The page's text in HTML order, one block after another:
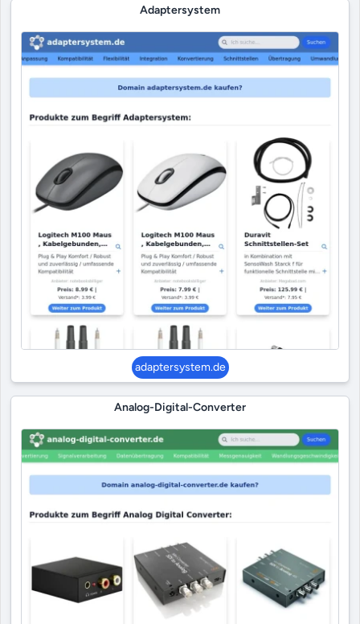
Adaptersystem
adaptersystem.de
Analog-Digital-Converter